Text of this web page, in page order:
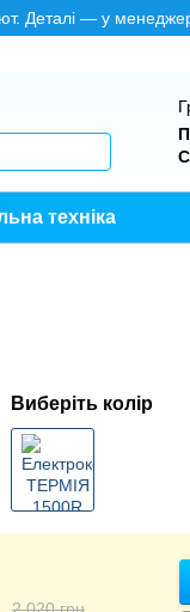
Деталі — у
техніка
Виберіть колір